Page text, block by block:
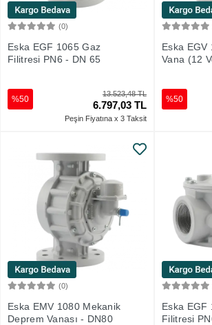
(0)
Eska EGF 1065 Gaz
Filitresi PN6 - DN 65
13.523,48 TL
6.797,03 TL
%50
Peşin Fiyatına x 3 Taksit
Eska EGV
Vana (12
%50
(0)
Eska EMV 1080 Mekanik
Deprem Vanası - DN80
Eska EGF
Filitresi